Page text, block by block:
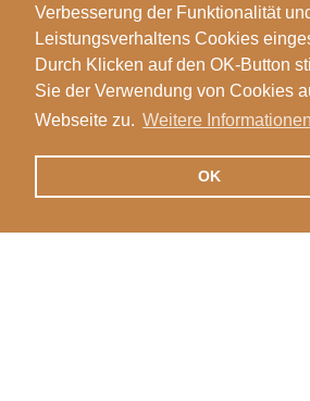
Verbesserung der Funktionalität
Leistungsverhaltens Cookies
Durch Klicken auf den OK-Button
Sie der Verwendung von Cookies
Webseite zu. Weitere Informationen
OK